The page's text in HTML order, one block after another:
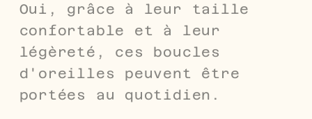
Oui, grâce à leur taille
confortable et à leur
légèreté, ces boucles
d'oreilles peuvent être
portées au quotidien.